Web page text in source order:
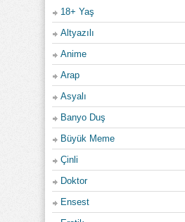
18+ Yaş
Altyazılı
Anime
Arap
Asyalı
Banyo Duş
Büyük Meme
Çinli
Doktor
Ensest